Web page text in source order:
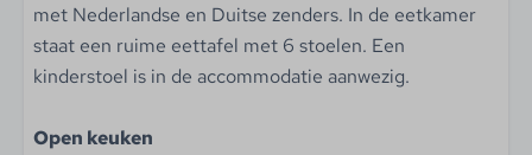
met Nederlandse en Duitse zenders. In de eetkamer
staat een ruime eettafel met 6 stoelen. Een
kinderstoel is in de accommodatie aanwezig.
Open keuken